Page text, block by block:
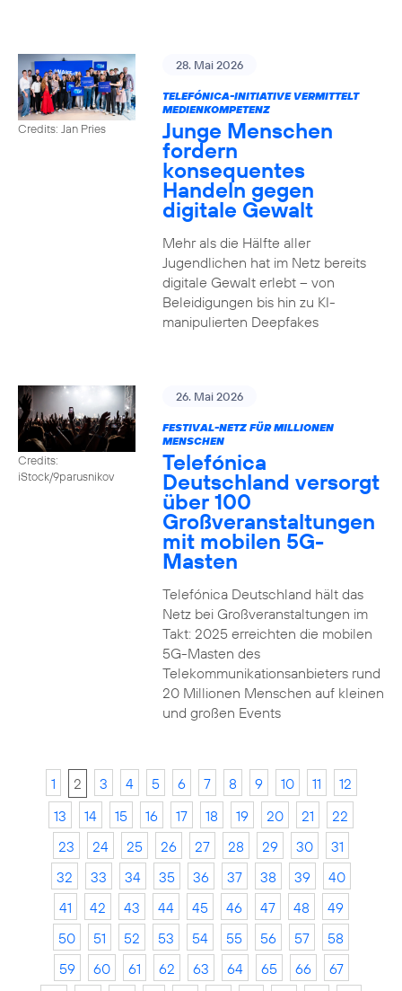
Credits: Jan Pries
28. Mai 2026
TELEFÓNICA-INITIATIVE VERMITTELT
MEDIENKOMPETENZ
Junge Menschen
fordern
konsequentes
Handeln gegen
digitale Gewalt
Mehr als die Hälfte aller
Jugendlichen hat im Netz bereits
digitale Gewalt erlebt – von
Beleidigungen bis hin zu KI-
manipulierten Deepfakes
Credits:
iStock/9parusnikov
26. Mai 2026
FESTIVAL-NETZ FÜR MILLIONEN
MENSCHEN
Telefónica
Deutschland versorgt
über 100
Großveranstaltungen
mit mobilen 5G-
Masten
Telefónica Deutschland hält das
Netz bei Großveranstaltungen im
Takt: 2025 erreichten die mobilen
5G-Masten des
Telekommunikationsanbieters rund
20 Millionen Menschen auf kleinen
und großen Events
1 2 3 4 5 6 7 8 9 10 11
12
13
14 15 16 17 18 19 20 21
22
23
24 25 26 27 28 29 30
31
32
33 34 35 36 37 38 39
40
41
42 43 44 45 46 47 48
49
50
51 52 53 54 55 56 57
58
59
60 61 62 63 64 65 66
67